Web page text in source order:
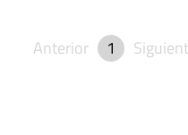
Anterior 1